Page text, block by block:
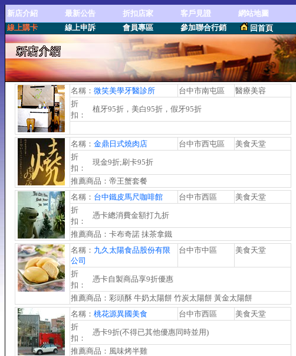
新店介紹 最新公告 折扣店家 客戶見證 網站地圖
線上購卡
線上申訴 會員專區 參加聯合行銷 回首頁
名稱： 微笑美學牙醫診所 台中市南屯區
醫療美容
折
扣：
植牙95折，美白95折，假牙95折
名稱： 金鼎日式燒肉店 台中市西屯區
美食天堂
折
扣：
現金9折;刷卡95折
推薦商品：帝王蟹套餐
名稱： 台中鐵皮馬尺咖啡館 台中市西區
美食天堂
折
扣：
憑卡總消費金額打九折
推薦商品：卡布奇諾 抺茶拿鐵
名稱： 九久太陽食品股份有限
公司
台中市中區 美食天堂
折
扣：
憑卡自製商品享9折優惠
推薦商品：彩頭酥 牛奶太陽餅 竹炭太陽餅 黃金太陽餅
名稱： 桃花源異國美食 台中市西區
美食天堂
折
扣：
憑卡9折(不得已其他優惠同時並用)
推薦商品：風味烤半雞